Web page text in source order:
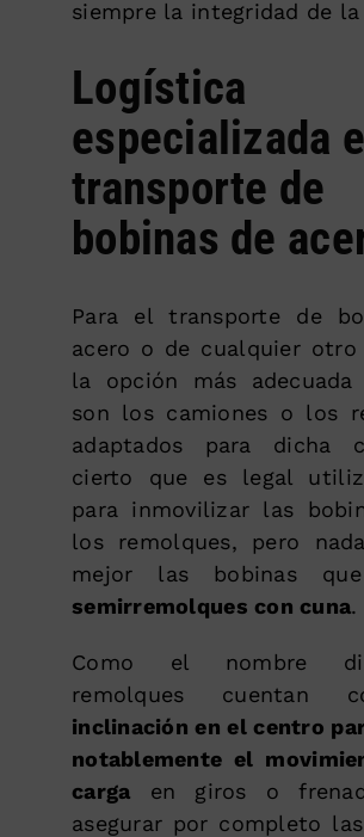
siempre la integridad de la
Logística
especializada
transporte de
bobinas de
Para el transporte de
acero o de cualquier otro
la opción más adecuada
son los camiones o los
adaptados para dicha
cierto que es legal
para inmovilizar las
los remolques, pero
mejor las bobinas
semirremolques con cuna.
Como el nombre
remolques cuentan
inclinación en el centro
notablemente el
carga en giros o
asegurar por completo